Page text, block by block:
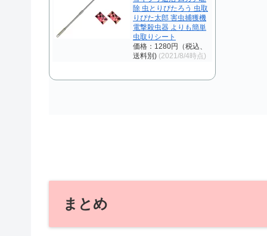
除 虫とりぴたろう 虫取
りぴた太郎 害虫捕獲機
電撃殺虫器 よりも簡単
虫取りシート
価格：1280円（税込、
送料別) (2021/8/4時点)
まとめ